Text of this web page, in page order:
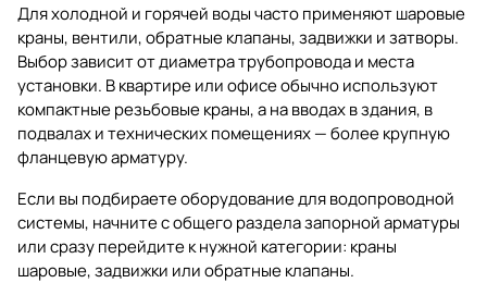
Для холодной и горячей воды часто применяют шаровые
краны, вентили, обратные клапаны, задвижки и затворы.
Выбор зависит от диаметра трубопровода и места
установки. В квартире или офисе обычно используют
компактные резьбовые краны, а на вводах в здания, в
подвалах и технических помещениях — более крупную
фланцевую арматуру.
Если вы подбираете оборудование для водопроводной
системы, начните с общего разделазапорной арматуры
или сразу перейдите к нужной категории: краны
шаровые,задвижки илиобратные клапаны.